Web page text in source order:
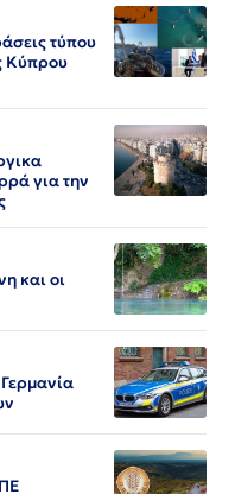
τύπου
Κύπρου
για την
και οι